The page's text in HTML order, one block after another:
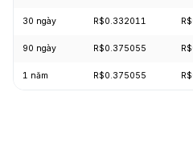
30 ngày R$0.332011
90 ngày R$0.375055
1 năm R$0.375055